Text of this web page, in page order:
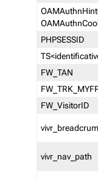
PHPSESSID
FW_TAN
FW_VisitorID
vivr_nav_path